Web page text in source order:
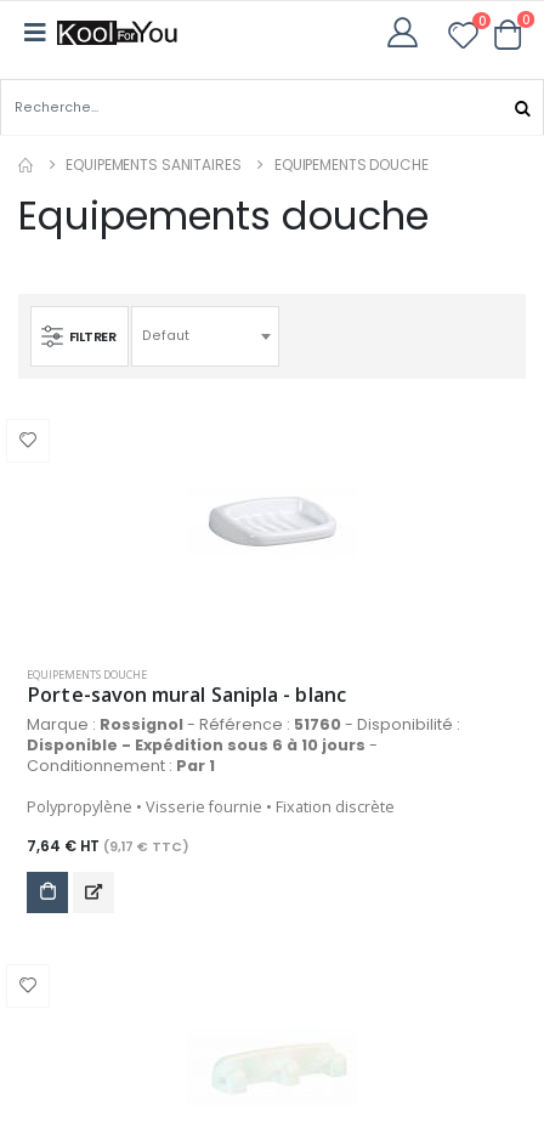
0 0
EQUIPEMENTS SANITAIRES EQUIPEMENTS DOUCHE
Equipements douche
FILTRER Defaut
EQUIPEMENTS DOUCHE
Porte-savon mural Sanipla - blanc
Marque : Rossignol- Référence : 51760 - Disponibilité :
Disponible - Expédition sous 6 à 10 jours -
Conditionnement : Par 1
Polypropylène • Visserie fournie • Fixation discrète
7,64 € HT (9,17 € TTC)